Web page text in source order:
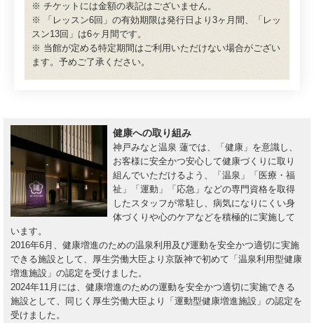
※ チケットには金額の表記はございません。
※ 「レッスン6回」の有効期限は発行日より3ヶ月間、「レッ
スン13回」は6ヶ月間です。
※ 当館が定める特定期間はご利用いただけない場合がござい
ます。予めご了承ください。
健康への取り組み
神戸みなと温泉 蓮では、「健康」を意識し、
お客様に安全かつ安心して健康づくりに取り
組んでいただけるよう、「温泉」「医療・福
祉」「運動」「応急」などの専門資格を取得
したスタッフが常駐し、病気になりにくい身
体づくりや心のケアなどを積極的に実施して
います。
2016年6月、健康増進のための温泉利用及び運動を安全かつ適切に実施
できる施設として、厚生労働大臣より京阪神で初めて「温泉利用型健康
増進施設」の認定を受けました。
2024年11月には、健康増進のための運動を安全かつ適切に実施できる
施設として、同じく厚生労働大臣より「運動型健康増進施設」の認定を
受けました。